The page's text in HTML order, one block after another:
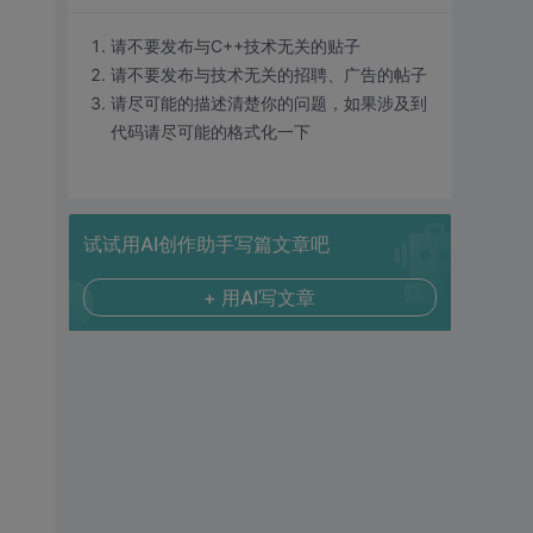
请不要发布与C++技术无关的贴子
请不要发布与技术无关的招聘、广告的帖子
请尽可能的描述清楚你的问题，如果涉及到
代码请尽可能的格式化一下
试试用AI创作助手写篇文章吧
+ 用AI写文章